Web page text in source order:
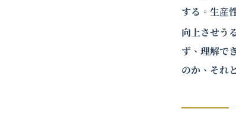
する。生産
向上させう
ず、理解で
のか、それ